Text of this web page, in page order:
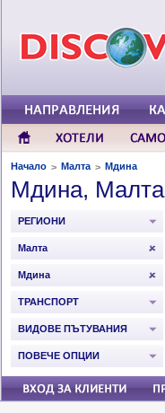
Начало > Малта > Мдина
Мдина, Малта
РЕГИОНИ
Малта
Мдина
ТРАНСПОРТ
ВИДОВЕ ПЪТУВАНИЯ
ПОВЕЧЕ ОПЦИИ